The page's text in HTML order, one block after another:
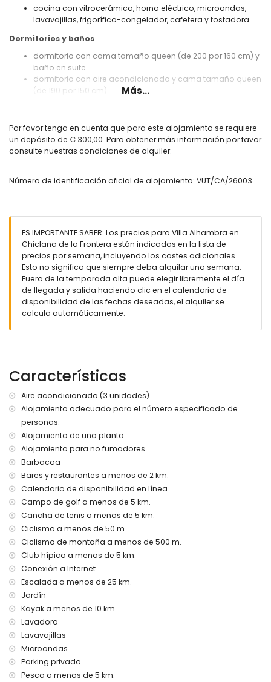
cocina con vitrocerámica, horno eléctrico, microondas,
lavavajillas, frigorífico-congelador, cafetera y tostadora
Dormitorios y baños
dormitorio con cama tamaño queen (de 200 por 160 cm) y
baño en suite
dormitorio con aire acondicionado y cama tamaño queen
(de 190 por 150 cm)
baño en suite con lavabo individual, combinación de
bañera/ducha y aseo
baño con lavabo individual, ducha y aseo
amplio y cerrado terreno
tumbonas
terraza cubierta
barbacoa
ducha exterior
área de estar exterior y área de comedor exterior
3 plazas de aparcamiento privado y cerrado
Más información
pueblo más cercano: Chiclana de la Frontera (a menos de
kilómetros de la villa)
de la villa)
puerto más cercano a menos de 10 kilómetros de la villa
parque más cercano a menos de 5 kilómetros de la villa
aeropuerto más cercano: Jerez (a menos de 50 kilómetros
de la villa)
segundo aeropuerto más cercano: Sevilla (a más de 100
kilómetros)
transporte público cercano: autobús a menos de 2
kilómetros y tren a menos de 25 kilómetros
no se permite fumar
se permiten mascotas
El alojamiento es muy adecuado para familias con niños
Servicios e instalaciones incluidos en el precio de alquiler
de la villa
plancha y tabla de planchar
ropa de cama y toallas
aire acondicionado
Servicios e instalaciones con cargo adicional
internet (WiFi)
Actividades de entretenimiento y ocio para sus vacaciones
en Chiclana de la Frontera, Costa de la Luz
discoteca, club nocturno, bar y paseo marítimo (a menos
de 5 kilómetros de la casa)
Más...
Por favor tenga en cuenta que para este alojamiento se requiere
un depósito de € 300,00. Para obtener más información por favor
consulte nuestras condiciones de alquiler.
Número de identificación oficial de alojamiento: VUT/CA/26003
ES IMPORTANTE SABER: Los precios para Villa Alhambra en
Chiclana de la Frontera están indicados en la lista de
precios por semana, incluyendo los costes adicionales.
Esto no significa que siempre deba alquilar una semana.
Fuera de la temporada alta puede elegir libremente el día
de llegada y salida haciendo clic en el calendario de
disponibilidad de las fechas deseadas, el alquiler se
calcula automáticamente.
Características
Aire acondicionado (3 unidades)
Alojamiento adecuado para el número especificado de
personas.
Alojamiento de una planta.
Alojamiento para no fumadores
Barbacoa
Bares y restaurantes a menos de 2 km.
Calendario de disponibilidad en línea
Campo de golf a menos de 5 km.
Cancha de tenis a menos de 5 km.
Ciclismo a menos de 50 m.
Ciclismo de montaña a menos de 500 m.
Club hípico a menos de 5 km.
Conexión a Internet
Escalada a menos de 25 km.
Jardín
Kayak a menos de 10 km.
Lavadora
Lavavajillas
Microondas
Parking privado
Pesca a menos de 5 km.